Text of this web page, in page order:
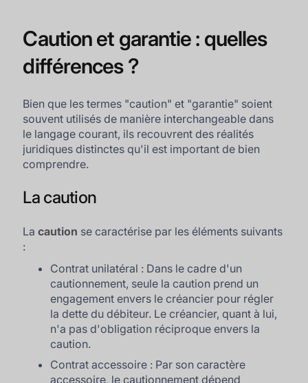
Caution et garantie : quelles
différences ?
Bien que les termes "caution" et "garantie" soient
souvent utilisés de manière interchangeable dans
le langage courant, ils recouvrent des réalités
juridiques distinctes qu'il est important de bien
comprendre.
La caution
Lacaution se caractérise par les éléments suivants
:
Contrat unilatéral : Dans le cadre d'un
cautionnement, seule la caution prend un
engagement envers le créancier pour régler
la dette du débiteur. Le créancier, quant à lui,
n'a pas d'obligation réciproque envers la
caution.
Contrat accessoire : Par son caractère
accessoire, le cautionnement dépend